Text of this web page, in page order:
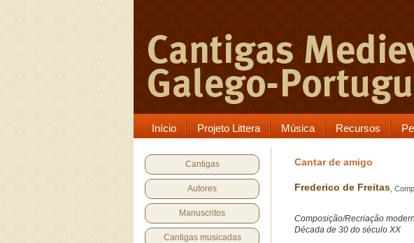
Início Projeto Littera Música Recursos
Cantigas
Autores
Manuscritos
Cantigas musicadas
Cantar de amigo
Frederico de Freitas ,
Composição/Recriação
Década de 30 do século XX